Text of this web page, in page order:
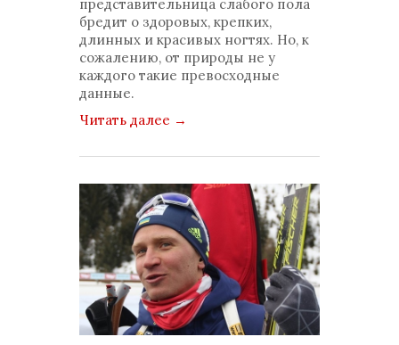
представительница слабого пола
бредит о здоровых, крепких,
длинных и красивых ногтях. Но, к
сожалению, от природы не у
каждого такие превосходные
данные.
Читать далее →